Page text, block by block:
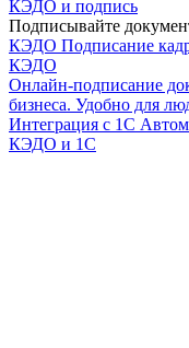
КЭДО и подпись
Подписывайте
КЭДО Подписание
КЭДО
Онлайн-подписание
бизнеса. Удобно для
Интеграция с 1С
КЭДО и 1С